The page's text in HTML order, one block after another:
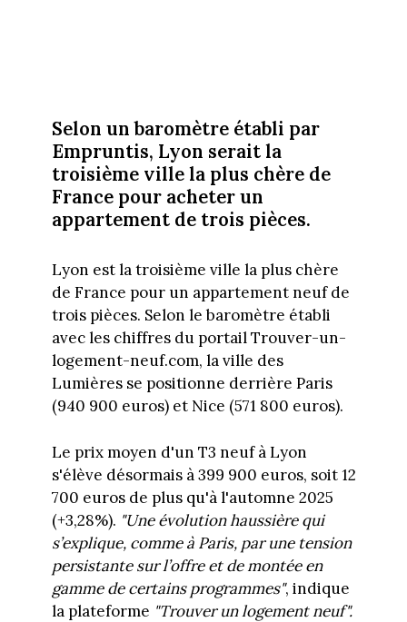
Selon un baromètre établi par
Empruntis, Lyon serait la
troisième ville la plus chère de
France pour acheter un
appartement de trois pièces.
Lyon est la troisième ville la plus chère
de France pour un appartement neuf de
trois pièces. Selon le baromètre établi
avec les chiffres du portail Trouver-un-
logement-neuf.com, la ville des
Lumières se positionne derrière Paris
(940 900 euros) et Nice (571 800 euros).
Le prix moyen d'un T3 neuf à Lyon
s'élève désormais à 399 900 euros, soit 12
700 euros de plus qu'à l'automne 2025
(+3,28%). "Une évolution haussière qui
s’explique, comme à Paris, par une tension
persistante sur l’offre et de montée en
gamme de certains programmes", indique
la plateforme "Trouver un logement neuf".